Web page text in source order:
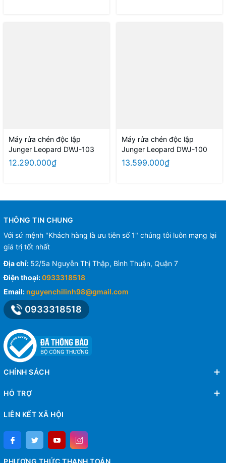
Máy rửa chén độc lập
Junger Leopard DWJ-103
12.290.000₫
Máy rửa chén độc lập
Junger Leopard DWJ-100
13.599.000₫
THÔNG TIN CHUNG
Với sứ mệnh "Khách hàng là ưu tiên số 1" chúng tôi luôn mạng lại
giá trị tốt nhất
Địa chỉ: 52/5a Nguyễn Thị Thập, Bình Thuận, Quận 7
Điện thoại:0933318518
Email: nguyenchilinh98@gmail.com
0933318518
CHÍNH SÁCH
HỖ TRỢ
LIÊN KẾT XÃ HỘI